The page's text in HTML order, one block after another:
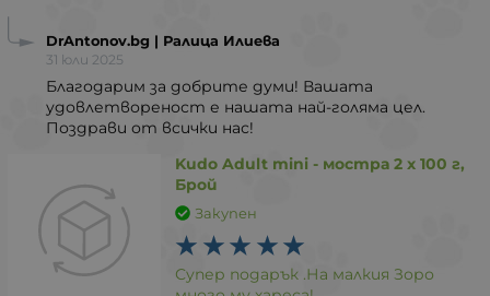
DrAntonov.bg | Ралица Илиева
31 юли 2025
Благодарим за добрите думи! Вашата
удовлетвореност е нашата най-голяма цел.
Поздрави от всички нас!
Kudo Adult mini - мостра 2 х 100 г,
Брой
Закупен
Супер подарък .На малкия Зоро